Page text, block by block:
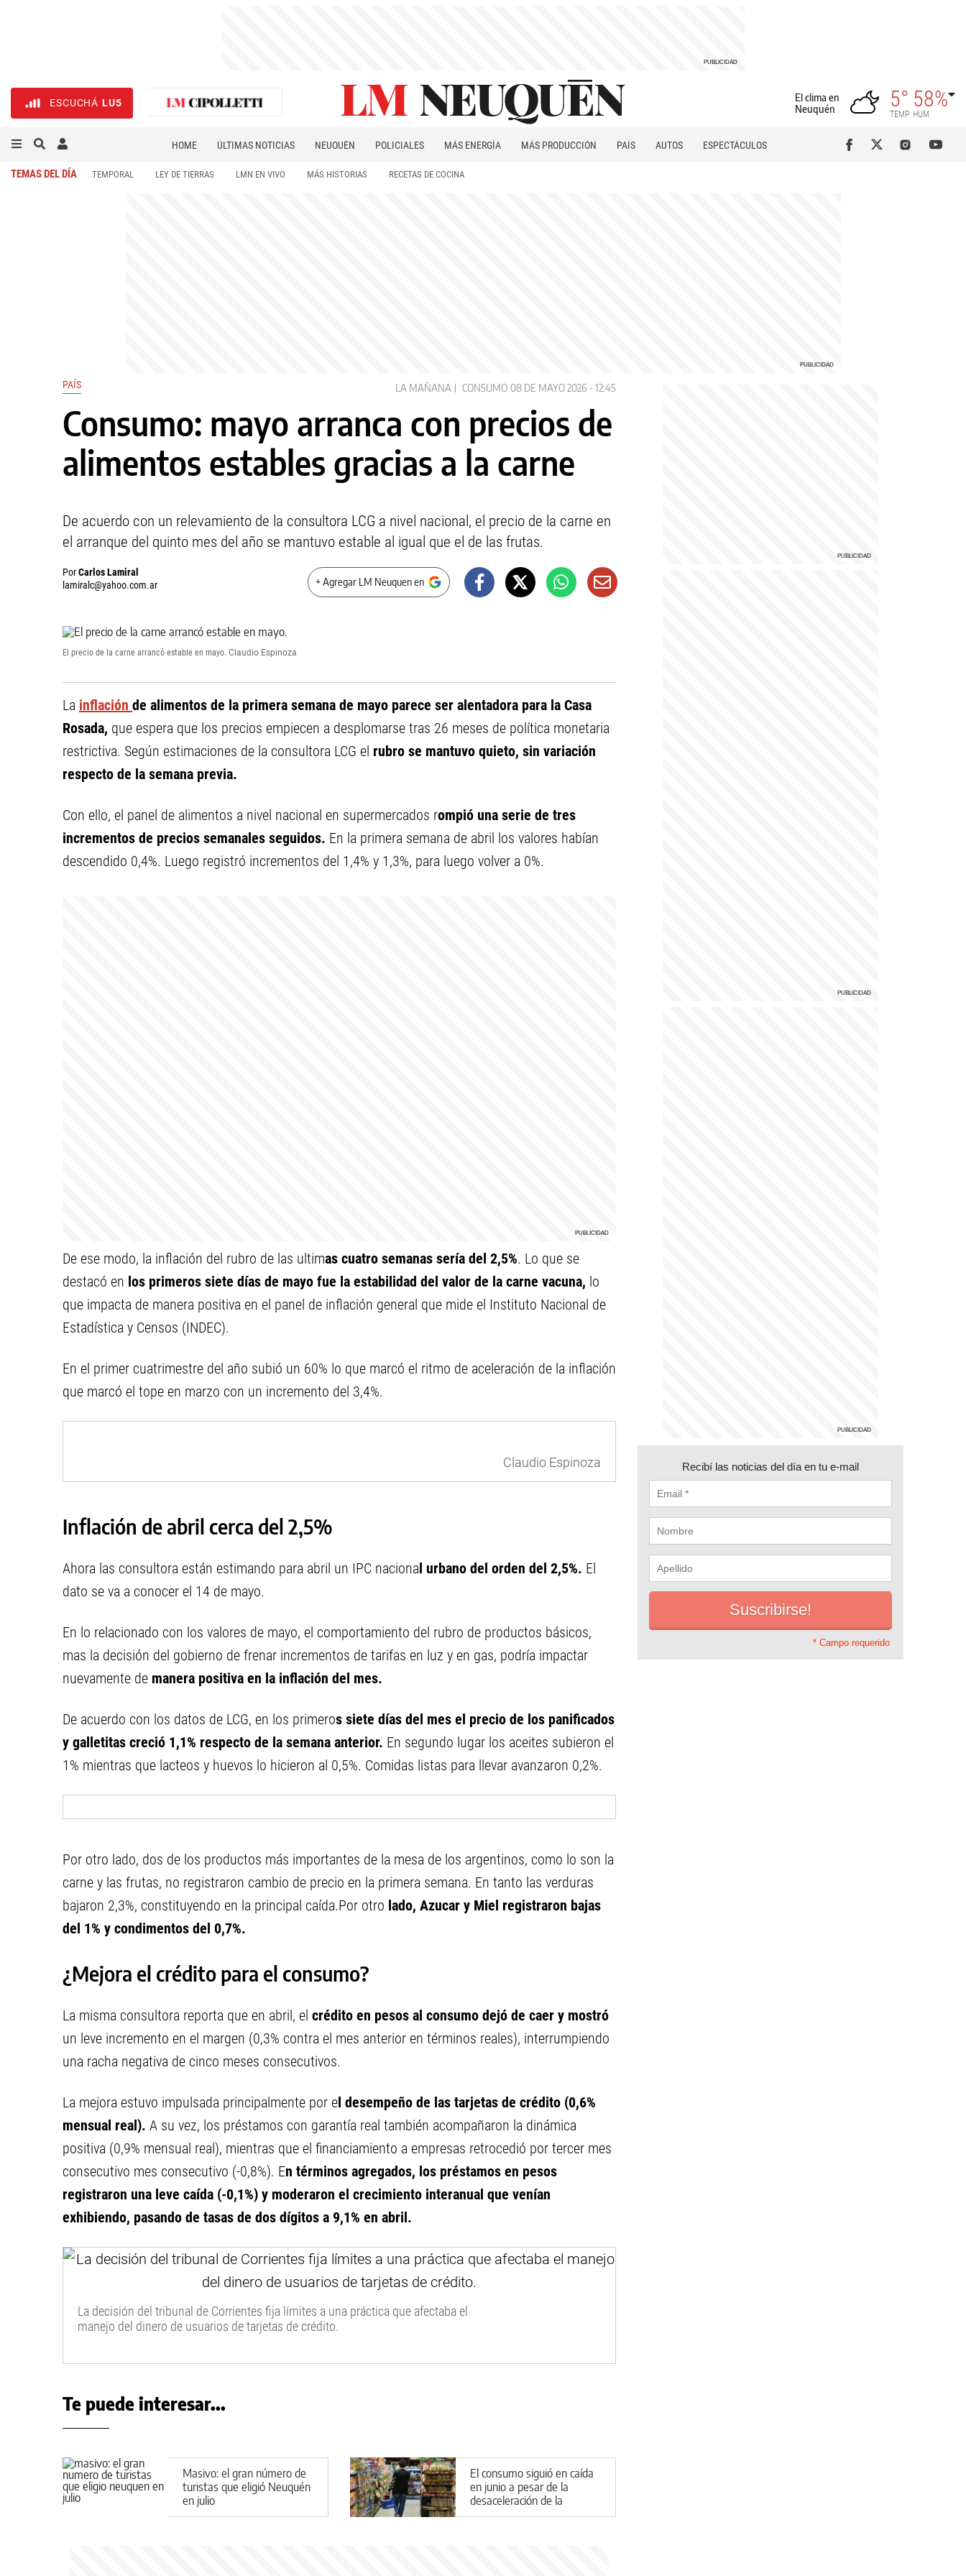
ESCUCHÁ LU5
El clima en
Neuquén
5°
TEMP
58%
HUM
HOME ÚLTIMAS NOTICIAS NEUQUÉN POLICIALES MÁS ENERGÍA MÁS PRODUCCIÓN PAÍS AUTOS
ESPECTÁCULOS
TEMAS DEL DÍA TEMPORAL LEY DE TIERRAS LMN EN VIVO MÁS HISTORIAS RECETAS DE COCINA
PAÍS LA MAÑANA CONSUMO 08 DE MAYO 2026 - 12:45
Consumo: mayo arranca con precios de
alimentos estables gracias a la carne
De acuerdo con un relevamiento de la consultora LCG a nivel nacional, el precio de la carne en
el arranque del quinto mes del año se mantuvo estable al igual que el de las frutas.
PorCarlos Lamiral
lamiralc@yahoo.com.ar
+ Agregar LM Neuquen en
El precio de la carne arrancó estable en mayo. Claudio Espinoza
La inflación de alimentos de la primera semana de mayo parece ser alentadora para la Casa
Rosada, que espera que los precios empiecen a desplomarse tras 26 meses de política monetaria
restrictiva. Según estimaciones de la consultora LCG el rubro se mantuvo quieto, sin variación
respecto de la semana previa.
Con ello, el panel de alimentos a nivel nacional en supermercados rompió una serie de tres
incrementos de precios semanales seguidos. En la primera semana de abril los valores habían
descendido 0,4%. Luego registró incrementos del 1,4% y 1,3%, para luego volver a 0%.
De ese modo, la inflación del rubro de las ultimas cuatro semanas sería del 2,5%. Lo que se
destacó en los primeros siete días de mayo fue la estabilidad del valor de la carne vacuna, lo
que impacta de manera positiva en el panel de inflación general que mide el Instituto Nacional de
Estadística y Censos (INDEC).
En el primer cuatrimestre del año subió un 60% lo que marcó el ritmo de aceleración de la inflación
que marcó el tope en marzo con un incremento del 3,4%.
Claudio Espinoza
Inflación de abril cerca del 2,5%
Ahora las consultora están estimando para abril un IPC nacional urbano del orden del 2,5%. El
dato se va a conocer el 14 de mayo.
En lo relacionado con los valores de mayo, el comportamiento del rubro de productos básicos,
mas la decisión del gobierno de frenar incrementos de tarifas en luz y en gas, podría impactar
nuevamente de manera positiva en la inflación del mes.
De acuerdo con los datos de LCG, en los primeros siete días del mes el precio de los panificados
y galletitas creció 1,1% respecto de la semana anterior. En segundo lugar los aceites subieron el
1% mientras que lacteos y huevos lo hicieron al 0,5%. Comidas listas para llevar avanzaron 0,2%.
Por otro lado, dos de los productos más importantes de la mesa de los argentinos, como lo son la
carne y las frutas, no registraron cambio de precio en la primera semana. En tanto las verduras
bajaron 2,3%, constituyendo en la principal caída.Por otro lado, Azucar y Miel registraron bajas
del 1% y condimentos del 0,7%.
¿Mejora el crédito para el consumo?
La misma consultora reporta que en abril, el crédito en pesos al consumo dejó de caer y mostró
un leve incremento en el margen (0,3% contra el mes anterior en términos reales), interrumpiendo
una racha negativa de cinco meses consecutivos.
La mejora estuvo impulsada principalmente por el desempeño de las tarjetas de crédito (0,6%
mensual real). A su vez, los préstamos con garantía real también acompañaron la dinámica
positiva (0,9% mensual real), mientras que el financiamiento a empresas retrocedió por tercer mes
consecutivo mes consecutivo (-0,8%). En términos agregados, los préstamos en pesos
registraron una leve caída (-0,1%) y moderaron el crecimiento interanual que venían
exhibiendo, pasando de tasas de dos dígitos a 9,1% en abril.
La decisión del tribunal de Corrientes fija límites a una práctica que afectaba el
manejo del dinero de usuarios de tarjetas de crédito.
Te puede interesar...
Masivo: el gran número de
turistas que eligió Neuquén
en julio
El consumo siguió en caída
en junio a pesar de la
desaceleración de la
inflación
Recibí las noticias del día en tu e-mail
* Campo requerido